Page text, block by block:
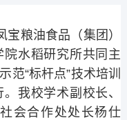
粮油食品（集团）
水稻研究所共同主
范“标杆点”技术培训
我校学术副校长、
会合作处处长杨仕